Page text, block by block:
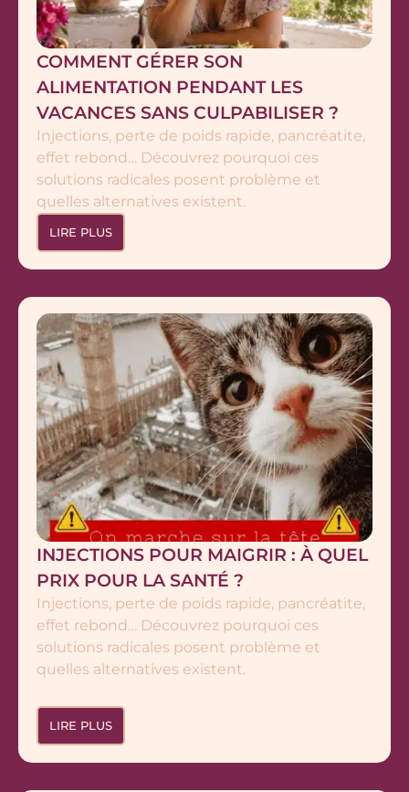
COMMENT GÉRER SON
ALIMENTATION PENDANT LES
VACANCES SANS CULPABILISER ?
Injections, perte de poids rapide, pancréatite,
effet rebond… Découvrez pourquoi ces
solutions radicales posent problème et
quelles alternatives existent.
LIRE PLUS
INJECTIONS POUR MAIGRIR : À QUEL
PRIX POUR LA SANTÉ ?
Injections, perte de poids rapide, pancréatite,
effet rebond… Découvrez pourquoi ces
solutions radicales posent problème et
quelles alternatives existent.
LIRE PLUS